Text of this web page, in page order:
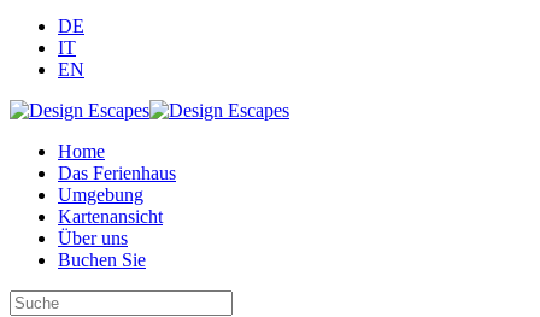
DE
IT
EN
Home
Das Ferienhaus
Umgebung
Kartenansicht
Über uns
Buchen Sie